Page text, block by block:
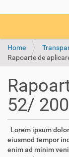
Home
Rapoarte de
52/
Lorem ipsum
eiusmod tempor
enim ad minim